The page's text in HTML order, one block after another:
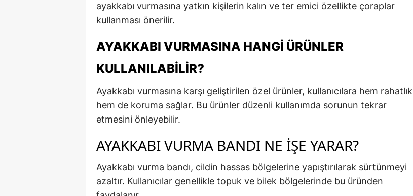
ayakkabı vurmasına yatkın kişilerin kalın ve ter emici özellikte çoraplar
kullanması önerilir.
AYAKKABI VURMASINA HANGI ÜRÜNLER
KULLANILABILIR?
Ayakkabı vurmasına karşı geliştirilen özel ürünler, kullanıcılara hem rahatlık
hem de koruma sağlar. Bu ürünler düzenli kullanımda sorunun tekrar
etmesini önleyebilir.
AYAKKABI VURMA BANDI NE İŞE YARAR?
Ayakkabı vurma bandı, cildin hassas bölgelerine yapıştırılarak sürtünmeyi
azaltır. Kullanıcılar genellikle topuk ve bilek bölgelerinde bu üründen